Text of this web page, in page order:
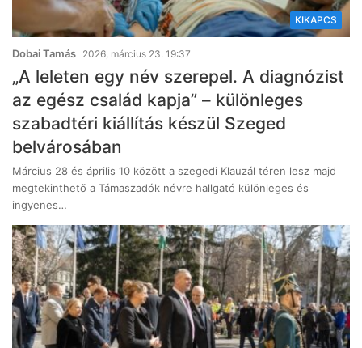
KIKAPCS
Dobai Tamás 2026, március 23. 19:37
„A leleten egy név szerepel. A diagnózist
az egész család kapja” – különleges
szabadtéri kiállítás készül Szeged
belvárosában
Március 28 és április 10 között a szegedi Klauzál téren lesz majd
megtekinthető a Támaszadók névre hallgató különleges és
ingyenes…